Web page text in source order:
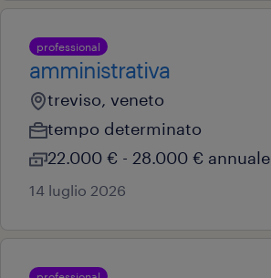
professional
amministrativa
treviso, veneto
tempo determinato
22.000 € - 28.000 € annuale
14 luglio 2026